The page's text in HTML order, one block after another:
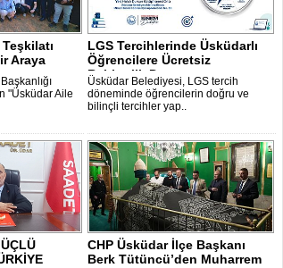
Araya
"Üsküdar Aile
LGS Tercihlerinde Üsküdarlı
Öğrencilere Ücretsiz
Rehberlik D..
Üsküdar Belediyesi, LGS tercih
döneminde öğrencilerin doğru ve
bilinçli tercihler yap..
CHP Üsküdar İlçe Başkanı
Berk Tütüncü’den Muharrem